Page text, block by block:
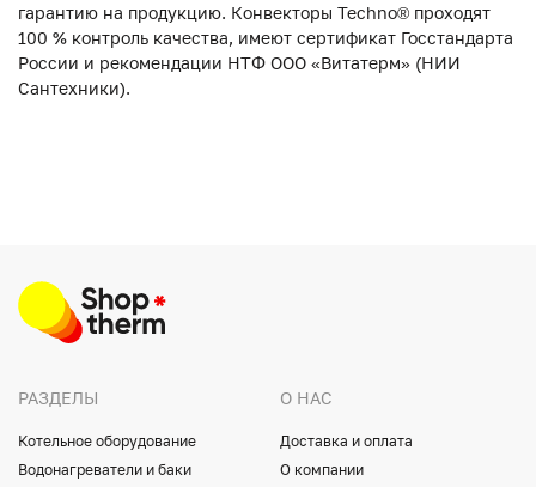
гарантию на продукцию. Конвекторы Techno® проходят
100 % контроль качества, имеют сертификат Госстандарта
России и рекомендации НТФ ООО «Витатерм» (НИИ
Сантехники).
РАЗДЕЛЫ
Котельное оборудование
Водонагреватели и баки
О НАС
Доставка и оплата
О компании